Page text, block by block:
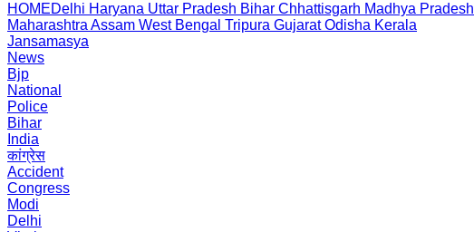
HOMEDelhi Haryana Uttar Pradesh Bihar Chhattisgarh Madhya Pradesh
Maharashtra Assam West Bengal Tripura Gujarat Odisha Kerala
Jansamasya
News
Bjp
National
Police
Bihar
India
कांग्रेस
Accident
Congress
Modi
Delhi